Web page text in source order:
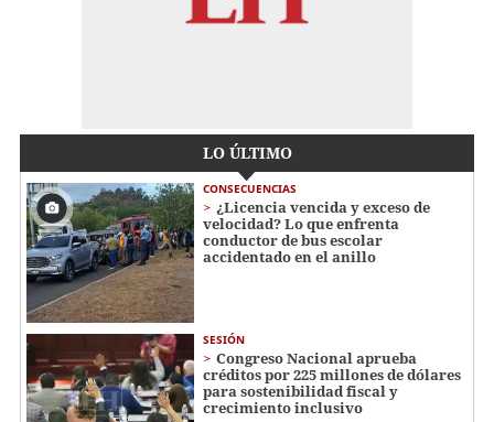
LO ÚLTIMO
CONSECUENCIAS
¿Licencia vencida y exceso de
velocidad? Lo que enfrenta
conductor de bus escolar
accidentado en el anillo
SESIÓN
Congreso Nacional aprueba
créditos por 225 millones de dólares
para sostenibilidad fiscal y
crecimiento inclusivo